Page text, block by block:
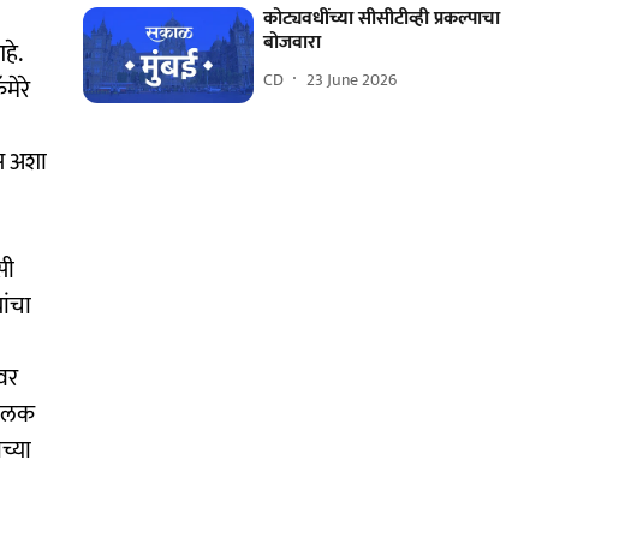
अशा
कोट्यवधींच्या सीसीटीव्ही प्रकल्पाचा
बोजवारा
CD 23 June 2026